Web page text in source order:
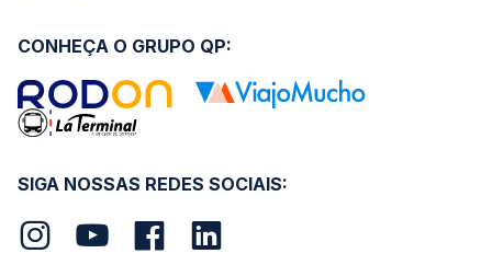
SIGA NOSSAS REDES SOCIAIS:
CONHEÇA O GRUPO QP: